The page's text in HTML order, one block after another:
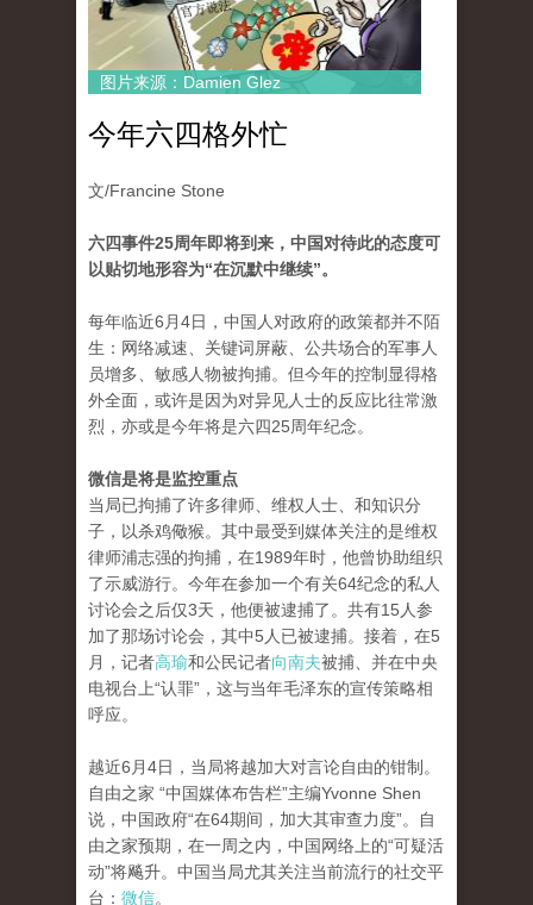
图片来源：Damien Glez
今年六四格外忙
文/Francine Stone
六四事件25周年即将到来，中国对待此的态度可
以贴切地形容为“在沉默中继续”。
每年临近6月4日，中国人对政府的政策都并不陌
生：网络减速、关键词屏蔽、公共场合的军事人
员增多、敏感人物被拘捕。但今年的控制显得格
外全面，或许是因为对异见人士的反应比往常激
烈，亦或是今年将是六四25周年纪念。
微信是将是监控重点
当局已拘捕了许多律师、维权人士、和知识分
子，以杀鸡儆猴。其中最受到媒体关注的是维权
律师浦志强的拘捕，在1989年时，他曾协助组织
了示威游行。今年在参加一个有关64纪念的私人
讨论会之后仅3天，他便被逮捕了。共有15人参
加了那场讨论会，其中5人已被逮捕。接着，在5
月，记者高瑜和公民记者向南夫被捕、并在中央
电视台上“认罪”，这与当年毛泽东的宣传策略相
呼应。
越近6月4日，当局将越加大对言论自由的钳制。
自由之家 “中国媒体布告栏”主编Yvonne Shen
说，中国政府“在64期间，加大其审查力度”。自
由之家预期，在一周之内，中国网络上的“可疑活
动”将飚升。中国当局尤其关注当前流行的社交平
台： 微信。